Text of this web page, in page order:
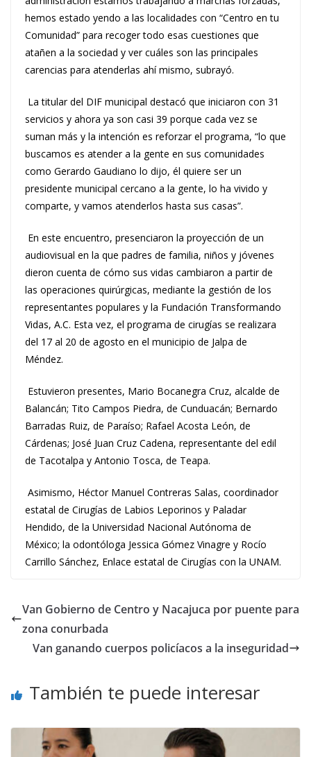
hemos estado yendo a las localidades con “Centro en tu
Comunidad” para recoger todo esas cuestiones que
atañen a la sociedad y ver cuáles son las principales
carencias para atenderlas ahí mismo, subrayó.
La titular del DIF municipal destacó que iniciaron con 31
servicios y ahora ya son casi 39 porque cada vez se
suman más y la intención es reforzar el programa, “lo que
buscamos es atender a la gente en sus comunidades
como Gerardo Gaudiano lo dijo, él quiere ser un
presidente municipal cercano a la gente, lo ha vivido y
comparte, y vamos atenderlos hasta sus casas”.
En este encuentro, presenciaron la proyección de un
audiovisual en la que padres de familia, niños y jóvenes
dieron cuenta de cómo sus vidas cambiaron a partir de
las operaciones quirúrgicas, mediante la gestión de los
representantes populares y la Fundación Transformando
Vidas, A.C. Esta vez, el programa de cirugías se realizara
del 17 al 20 de agosto en el municipio de Jalpa de
Méndez.
Estuvieron presentes, Mario Bocanegra Cruz, alcalde de
Balancán; Tito Campos Piedra, de Cunduacán; Bernardo
Barradas Ruiz, de Paraíso; Rafael Acosta León, de
Cárdenas; José Juan Cruz Cadena, representante del edil
de Tacotalpa y Antonio Tosca, de Teapa.
Asimismo, Héctor Manuel Contreras Salas, coordinador
estatal de Cirugías de Labios Leporinos y Paladar
Hendido, de la Universidad Nacional Autónoma de
México; la odontóloga Jessica Gómez Vinagre y Rocío
Carrillo Sánchez, Enlace estatal de Cirugías con la UNAM.
Van Gobierno de Centro y Nacajuca por puente para
zona conurbada
Van ganando cuerpos policíacos a la inseguridad
También te puede interesar